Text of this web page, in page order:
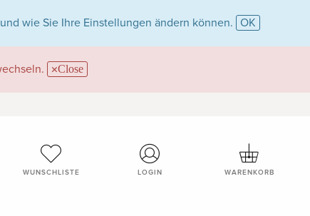
wie Sie Ihre Einstellungen ändern können. OK
Close
WUNSCHLISTE LOGIN WARENKORB